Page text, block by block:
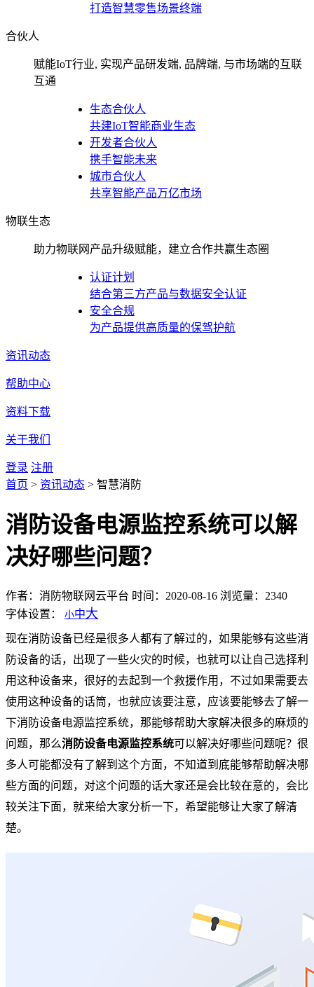
打造智慧零售场景终端
合伙人
赋能IoT行业, 实现产品研发端, 品牌端, 与市场端的互联
互通
生态合伙人
共建IoT智能商业生态
开发者合伙人
携手智能未来
城市合伙人
共享智能产品万亿市场
物联生态
助力物联网产品升级赋能，建立合作共赢生态圈
认证计划
结合第三方产品与数据安全认证
安全合规
为产品提供高质量的保驾护航
资讯动态
帮助中心
资料下载
关于我们
登录 注册
首页 > 资讯动态 > 智慧消防
消防设备电源监控系统可以解
决好哪些问题？
作者：消防物联网云平台 时间：2020-08-16 浏览量：2340
字体设置： 小中大
现在消防设备已经是很多人都有了解过的，如果能够有这些消
防设备的话，出现了一些火灾的时候，也就可以让自己选择利
用这种设备来，很好的去起到一个救援作用，不过如果需要去
使用这种设备的话筒，也就应该要注意，应该要能够去了解一
下消防设备电源监控系统，那能够帮助大家解决很多的麻烦的
问题，那么消防设备电源监控系统可以解决好哪些问题呢？很
多人可能都没有了解到这个方面，不知道到底能够帮助解决哪
些方面的问题，对这个问题的话大家还是会比较在意的，会比
较关注下面，就来给大家分析一下，希望能够让大家了解清
楚。